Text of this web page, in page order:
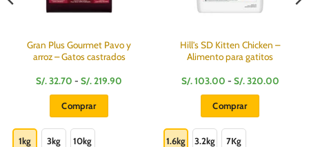
Gran Plus Gourmet Pavo y
arroz – Gatos castrados
S/.32.70 - S/.219.90
Comprar
producto
1kg 3kg 10kg
Hill’s SD Kitten Chicken –
Alimento para gatitos
S/.103.00 - S/.320.00Rango
Comprar
producto
1.6kg 3.2kg 7Kg